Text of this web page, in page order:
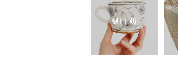
樋口 萌